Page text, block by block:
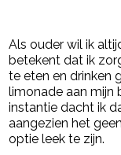
Als ouder wil ik
betekent dat ik
te eten en drinken
limonade aan mijn
instantie dacht ik
aangezien het
optie leek te zijn.